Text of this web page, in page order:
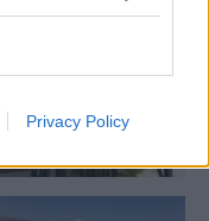
Privacy Policy